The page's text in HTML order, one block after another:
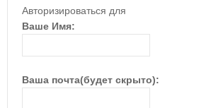
Авторизироваться для
Ваше Имя:
Ваша почта(будет скрыто):